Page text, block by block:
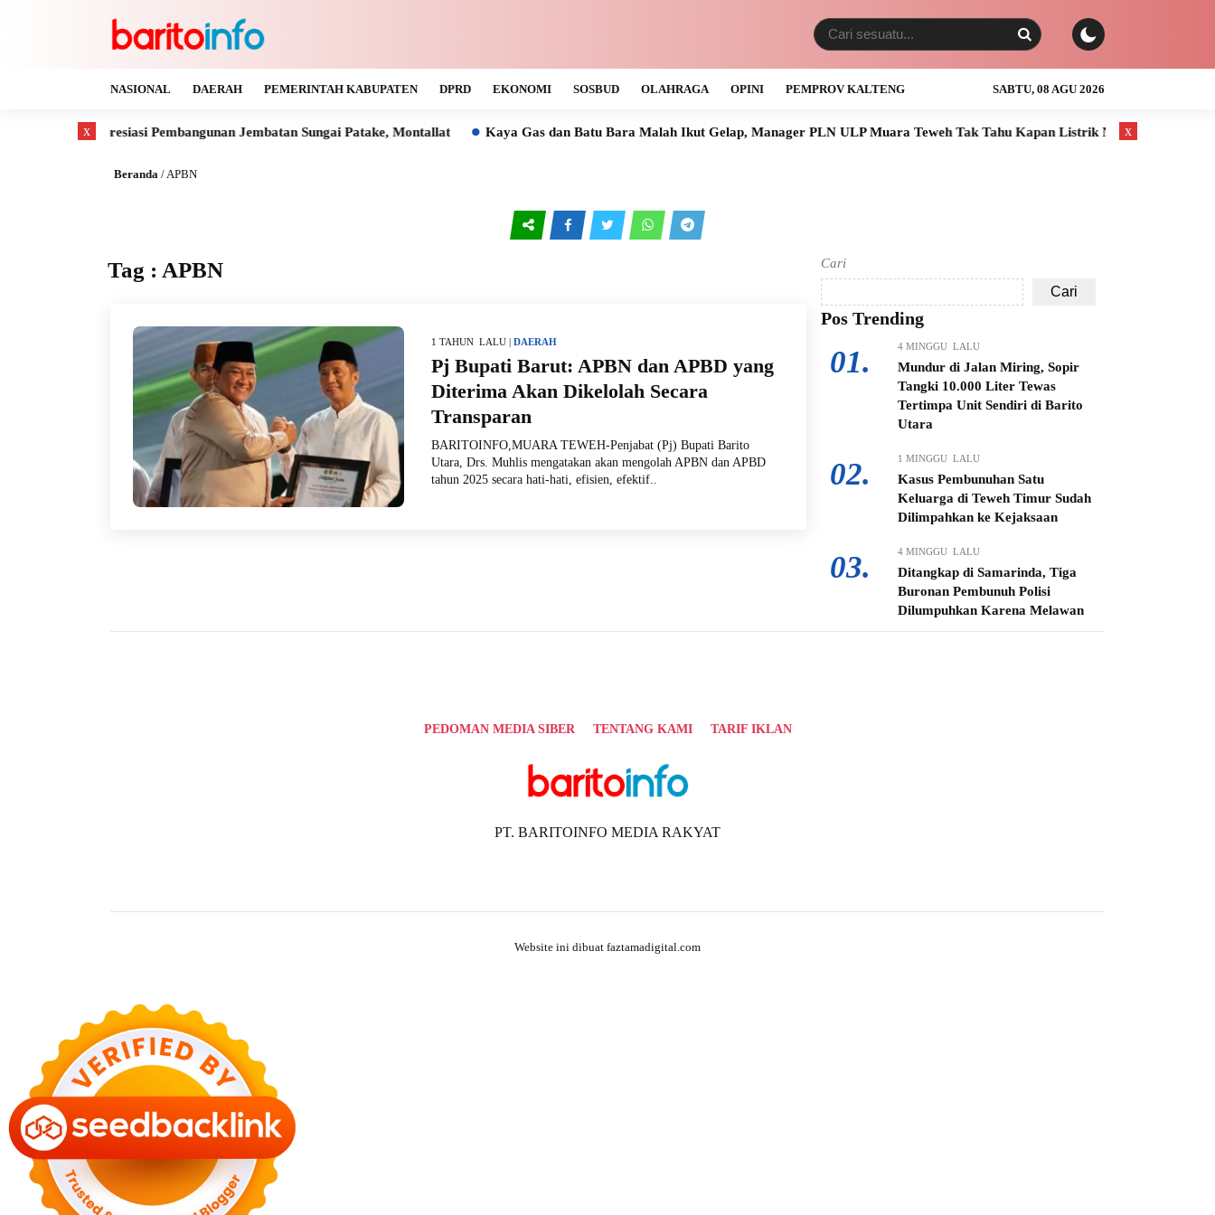
NASIONAL DAERAH PEMERINTAH KABUPATEN DPRD EKONOMI SOSBUD OLAHRAGA OPINI PEMPROV KALTENG SABTU, 08 AGU 2026
Suhendra Apresiasi Pembangunan Jembatan Sungai Patake, Montallat Kaya Gas dan Batu Bara Malah Ikut Gelap, Manager PLN ULP Muara Teweh Tak Tahu Kapan Listrik Normal
Beranda /APBN
Tag : APBN
1 TAHUN LALU | DAERAH
Pj Bupati Barut: APBN dan APBD yang
Diterima Akan Dikelolah Secara
Transparan
BARITOINFO,MUARA TEWEH-Penjabat (Pj) Bupati Barito
Utara, Drs. Muhlis mengatakan akan mengolah APBN dan APBD
tahun 2025 secara hati-hati, efisien, efektif..
Cari
Cari
Pos Trending
01. 4 MINGGU LALU
Mundur di Jalan Miring, Sopir
Tangki 10.000 Liter Tewas
Tertimpa Unit Sendiri di Barito
Utara
02. 1 MINGGU LALU
Kasus Pembunuhan Satu
Keluarga di Teweh Timur Sudah
Dilimpahkan ke Kejaksaan
03. 4 MINGGU LALU
Ditangkap di Samarinda, Tiga
Buronan Pembunuh Polisi
Dilumpuhkan Karena Melawan
Langsung di Tengah Debu, PT.
x x
PEDOMAN MEDIA SIBER TENTANG KAMI TARIF IKLAN
PT. BARITOINFO MEDIA RAKYAT
Website ini dibuat faztamadigital.com